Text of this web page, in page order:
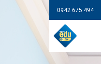
0942 675 494